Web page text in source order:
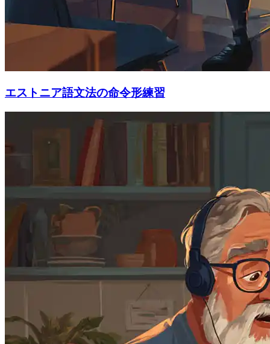
エストニア語文法の命令形練習